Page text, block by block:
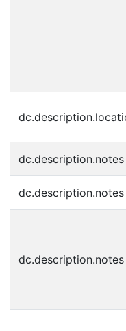
dc.description.notes
dc.description.notes
dc.description.notes